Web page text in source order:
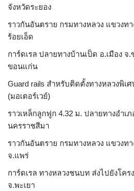
จังหวัดระยอง
ราวกันอันตราย กรมทางหลวง แขวงท
ร้อยเอ็ด
การ์ดเรล ปลายทางบ้านเป็ด อ.เมือง
ขอนแก่น
Guard rails สำหรับติดตั้งทางหลวงพิเศ
(มอเตอร์เวย์)
ราวเหล็กลูกฟูก 4.32 ม. ปลายทางอำเ
นครราชสีมา
ราวกันอันตราย กรมทางหลวง แขวงท
จ.แพร่
การ์ดเรล ทางหลวงชนบท ส่งไปยังโคร
จ.พะเยา